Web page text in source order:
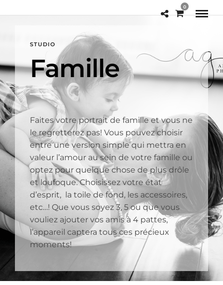
0
STUDIO
Famille
Faites votre portrait de famille et vous ne
le regretterez pas! Vous pouvez choisir
entre une version simple qui mettra en
valeur l’amour au sein de votre famille ou
optez pour quelque chose de plus drôle
et loufoque. Choisissez votre état
d’esprit, la toile de fond, les accessoires,
etc…! Que vous soyez 3, 5 ou que vous
vouliez ajouter vos amis à 4 pattes,
l’appareil captera tous ces précieux
moments!